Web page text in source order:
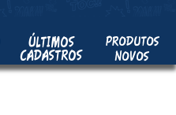
ÚLTIMOS
CADASTROS
PRODUTOS
NOVOS